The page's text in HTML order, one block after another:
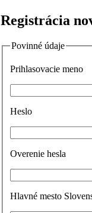
Registrácia
Povinné údaje
Prihlasovacie meno
Heslo
Overenie hesla
Hlavné mesto